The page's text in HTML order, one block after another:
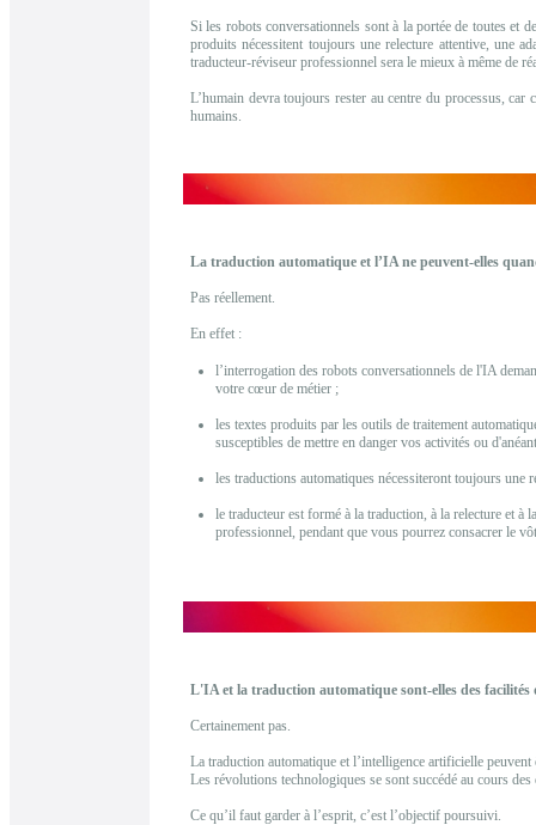
Si les robots conversationnels sont à la portée de toutes et
produits nécessitent toujours une relecture attentive, une
traducteur-réviseur professionnel sera le mieux à même de
L’humain devra toujours rester au centre du processus,
humains.
La traduction automatique et l’IA ne peuvent-elles
Pas réellement.
En effet :
l’interrogation des robots conversationnels de l'IA
votre cœur de métier ;
les textes produits par les outils de traitement
susceptibles de mettre en danger vos activités ou
les traductions automatiques nécessiteront toujours
le traducteur est formé à la traduction, à la relecture et à
professionnel, pendant que vous pourrez consacrer le
L'IA et la traduction automatique sont-elles des facilités
Certainement pas.
La traduction automatique et l’intelligence artificielle
Les révolutions technologiques se sont succédé au cours
Ce qu’il faut garder à l’esprit, c’est l’objectif poursuivi.